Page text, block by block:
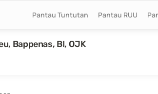
Bappenas, BI, OJK
Pantau Tuntutan Pantau RUU